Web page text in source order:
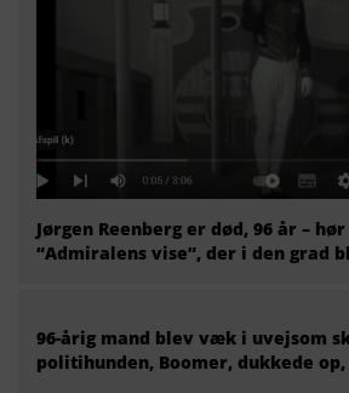
Jørgen Reenberg er død, 96 år –
“Admiralens vise”, der i den grad
96-årig mand blev væk i uvejsom
politihunden, Boomer, dukkede